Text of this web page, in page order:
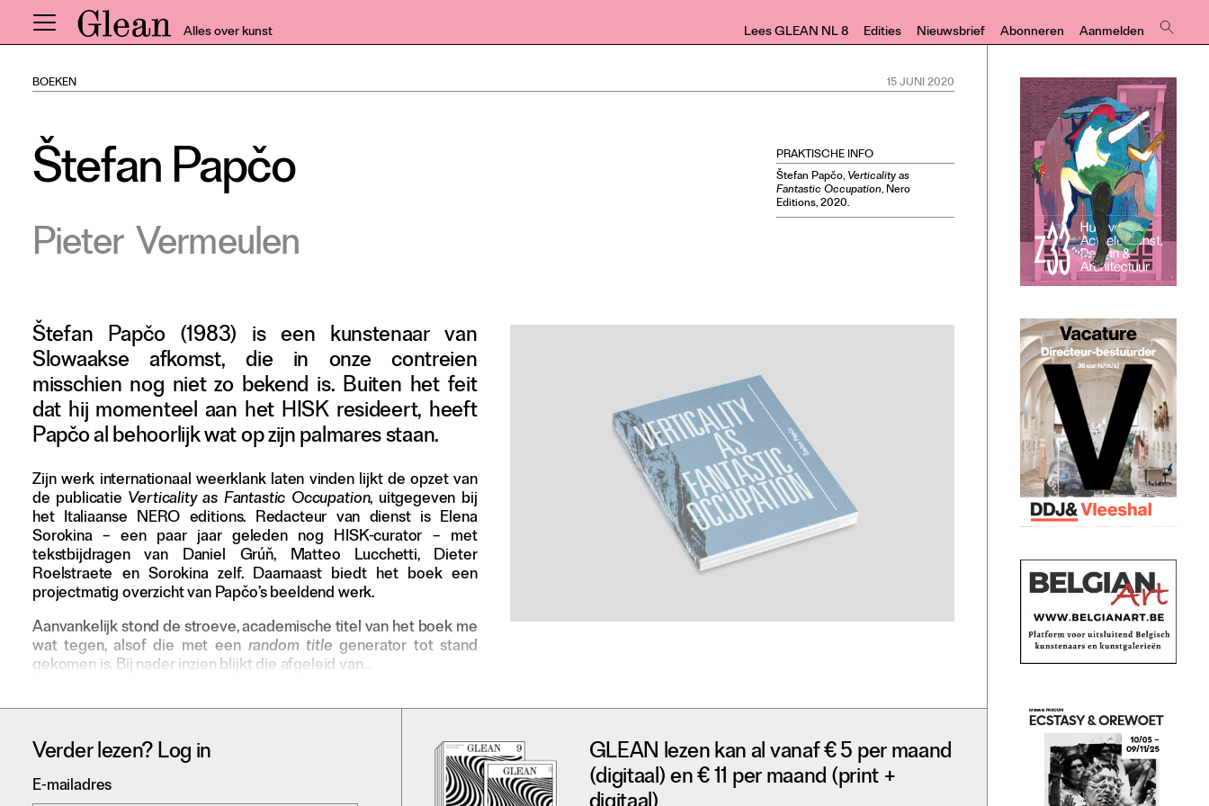
Alles over kunst Lees GLEAN NL 8 Edities Nieuwsbrief Abonneren Aanmelden
Home
Expo
Interviews
Events
Alle nummers
Aanmelden
Abonneren
Adverteren
Nieuwsbrief
Over GLEAN
Contact
Waar is GLEAN te koop
Privacy
Instagram
Facebook
BOEKEN 15 JUNI 2020
Štefan Papčo
Pieter Vermeulen
PRAKTISCHE INFO
Štefan Papčo, Verticality as
Fantastic Occupation, Nero
Editions, 2020.
Štefan Papčo (1983) is een kunstenaar van
Slowaakse afkomst, die in onze contreien
misschien nog niet zo bekend is. Buiten het feit
dat hij momenteel aan het HISK resideert, heeft
Papčo al behoorlijk wat op zijn palmares staan.
Zijn werk internationaal weerklank laten vinden lijkt de opzet van
de publicatie Verticality as Fantastic Occupation, uitgegeven bij
het Italiaanse NERO editions. Redacteur van dienst is Elena
Sorokina – een paar jaar geleden nog HISK-curator – met
tekstbijdragen van Daniel Grúň, Matteo Lucchetti, Dieter
Roelstraete en Sorokina zelf. Daarnaast biedt het boek een
projectmatig overzicht van Papčo’s beeldend werk.
Aanvankelijk stond de stroeve, academische titel van het boek me
wat tegen, alsof die met een random title generator tot stand
gekomen is. Bij nader inzien blijkt die afgeleid van…
Verder lezen? Log in
E-mailadres
GLEAN lezen kan al vanaf € 5 per maand
(digitaal) en € 11 per maand (print +